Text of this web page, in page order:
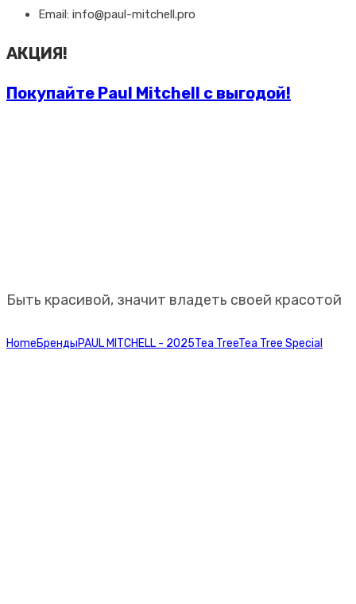
Email: info@paul-mitchell.pro
АКЦИЯ!
Покупайте Paul Mitchell с выгодой!
Быть красивой, значит владеть своей красотой
HomeБрендыPAUL MITCHELL - 2025Tea TreeTea Tree Special